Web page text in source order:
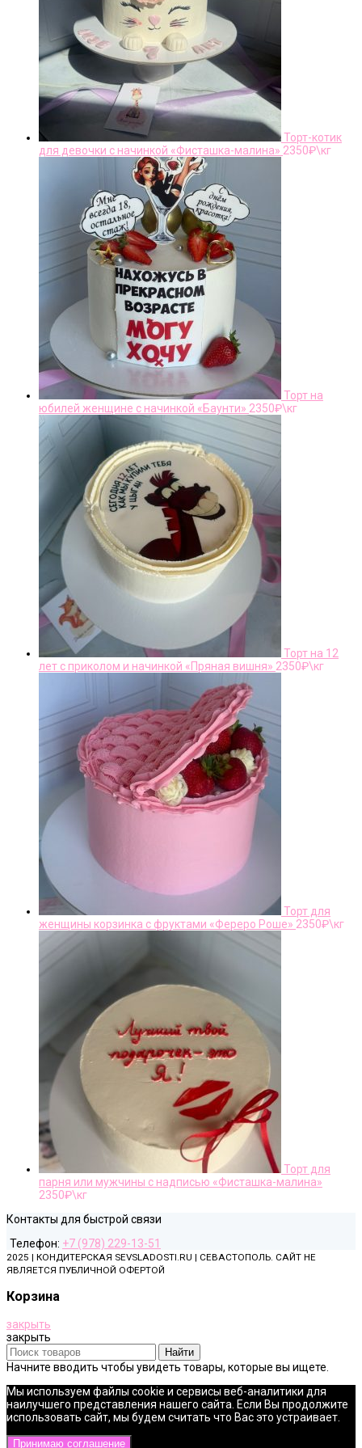
Торт-котик
для девочки с начинкой «Фисташка-малина» 2350₽\кг
Торт на
юбилей женщине с начинкой «Баунти» 2350₽\кг
Торт на 12
лет с приколом и начинкой «Пряная вишня» 2350₽\кг
Торт для
женщины корзинка с фруктами «Фереро Роше» 2350₽\кг
Торт для
парня или мужчины с надписью «Фисташка-малина»
2350₽\кг
Контакты для быстрой связи
Телефон: +7 (978) 229-13-51
2025 | КОНДИТЕРСКАЯ SEVSLADOSTI.RU | СЕВАСТОПОЛЬ. САЙТ НЕ
ЯВЛЯЕТСЯ ПУБЛИЧНОЙ ОФЕРТОЙ
Корзина
закрыть
закрыть
Найти
Начните вводить чтобы увидеть товары, которые вы ищете.
Мы используем файлы cookie и сервисы веб-аналитики для
наилучшего представления нашего сайта. Если Вы продолжите
использовать сайт, мы будем считать что Вас это устраивает.
Принимаю соглашение